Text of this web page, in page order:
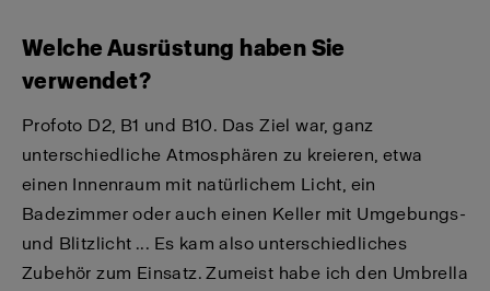
Welche Ausrüstung haben Sie
verwendet?
Profoto D2, B1 und B10. Das Ziel war, ganz
unterschiedliche Atmosphären zu kreieren, etwa
einen Innenraum mit natürlichem Licht, ein
Badezimmer oder auch einen Keller mit Umgebungs-
und Blitzlicht ... Es kam also unterschiedliches
Zubehör zum Einsatz. Zumeist habe ich den Umbrella